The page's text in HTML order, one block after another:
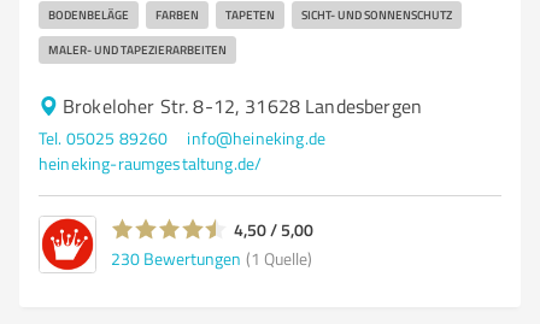
BODENBELÄGE FARBEN TAPETEN SICHT- UND SONNENSCHUTZ
MALER- UND TAPEZIERARBEITEN
Brokeloher Str. 8-12, 31628 Landesbergen
Tel. 05025 89260
info@heineking.de
heineking-raumgestaltung.de/
4,50 / 5,00
230 Bewertungen (1 Quelle)